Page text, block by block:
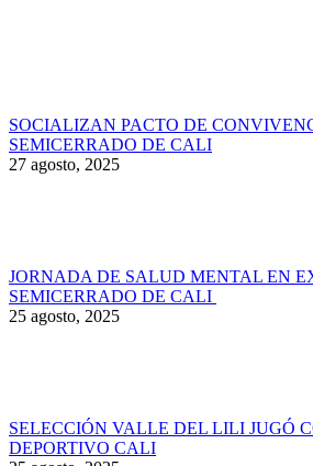
SOCIALIZAN PACTO DE
SEMICERRADO DE CALI
27 agosto, 2025
JORNADA DE SALUD MENTAL EN
SEMICERRADO DE CALI
25 agosto, 2025
SELECCIÓN VALLE DEL LILI JUGÓ
DEPORTIVO CALI